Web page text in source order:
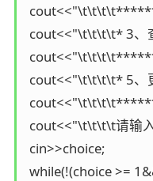
cout<<"\t\t\t\t* 3、
cout<<"\t\t\t\t* 5、
cout<<"\t\t\t\t请输
cin>>choice;
while(!(choice >=